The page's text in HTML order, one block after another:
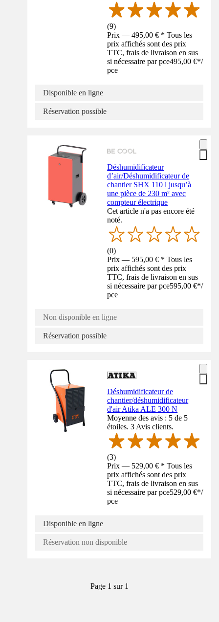
(9)
Prix — 495,00 € * Tous les
prix affichés sont des prix
TTC, frais de livraison en sus
si nécessaire par pce495,00 €*/
pce
Disponible en ligne
Réservation possible
Déshumidificateur
d’air/Déshumidificateur de
chantier SHX 110 l jusqu’à
une pièce de 230 m² avec
compteur électrique
Cet article n'a pas encore été
noté.
(0)
Prix — 595,00 € * Tous les
prix affichés sont des prix
TTC, frais de livraison en sus
si nécessaire par pce595,00 €*/
pce
Non disponible en ligne
Réservation possible
Déshumidificateur de
chantier/déshumidificateur
d'air Atika ALE 300 N
Moyenne des avis : 5 de 5
étoiles. 3 Avis clients.
(3)
Prix — 529,00 € * Tous les
prix affichés sont des prix
TTC, frais de livraison en sus
si nécessaire par pce529,00 €*/
pce
Disponible en ligne
Réservation non disponible
Page 1 sur 1